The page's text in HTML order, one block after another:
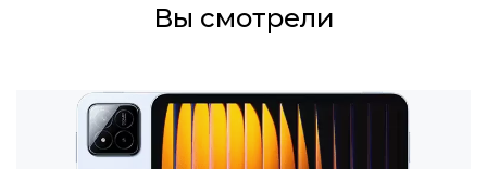
Вы смотрели